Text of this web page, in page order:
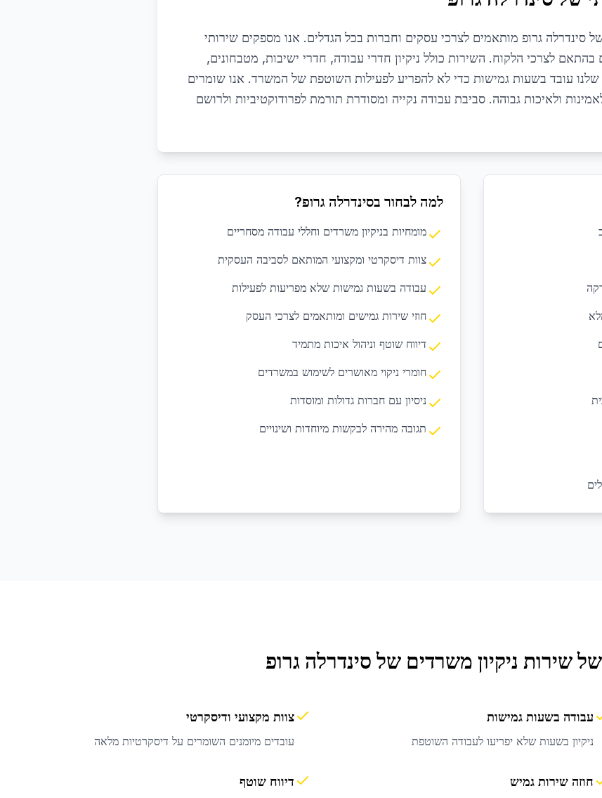
סינדרלה גרופ מותאמים לצרכי עסקים וחברות בכל הגדלים. אנו מספקים שירותי
בהתאם לצרכי הלקוח. השירות כולל ניקיון חדרי עבודה, חדרי ישיבות, מטבחונים,
שלנו עובד בשעות גמישות כדי לא להפריע לפעילות השוטפת של המשרד. אנו שומרים
ולאיכות גבוהה. סביבת עבודה נקייה ומסודרת תורמת לפרודוקטיביות ולרושם
למה לבחור בסינדרלה גרופ?
מומחיות בניקיון משרדים וחללי עבודה מסחריים
צוות דיסקרטי ומקצועי המותאם לסביבה העסקית
עבודה בשעות גמישות שלא מפריעות לפעילות
חוזי שירות גמישים ומותאמים לצרכי העסק
דיווח שוטף וניהול איכות מתמיד
חומרי ניקוי מאושרים לשימוש במשרדים
ניסיון עם חברות גדולות ומוסדות
תגובה מהירה לבקשות מיוחדות ושינויים
שירות ניקיון משרדים של סינדרלה גרופ
עבודה בשעות גמישות
ניקיון בשעות שלא יפריעו לעבודה השוטפת
צוות מקצועי ודיסקרטי
עובדים מיומנים השומרים על דיסקרטיות מלאה
חוזה שירות גמיש דיווח שוטף